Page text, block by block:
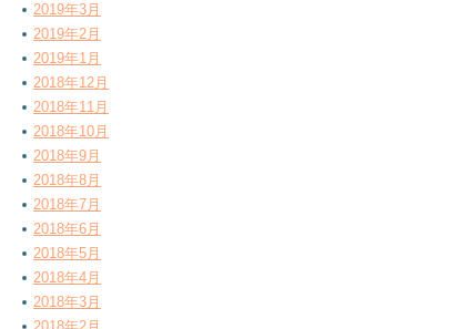
2019年3月
2019年2月
2019年1月
2018年12月
2018年11月
2018年10月
2018年9月
2018年8月
2018年7月
2018年6月
2018年5月
2018年4月
2018年3月